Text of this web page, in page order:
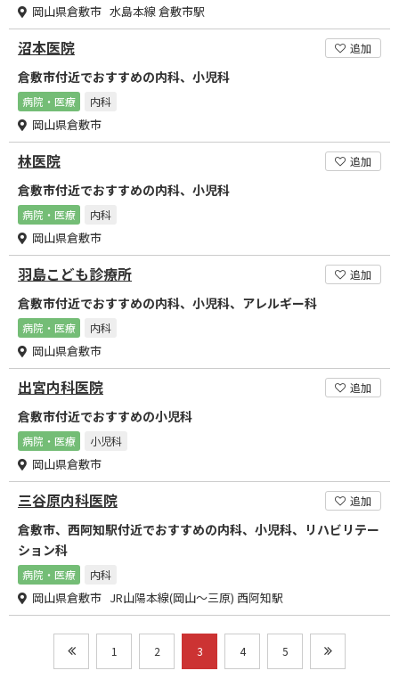
岡山県倉敷市 水島本線 倉敷市駅
沼本医院 追加
倉敷市付近でおすすめの内科、小児科
病院・医療 内科
岡山県倉敷市
林医院 追加
倉敷市付近でおすすめの内科、小児科
病院・医療 内科
岡山県倉敷市
羽島こども診療所 追加
倉敷市付近でおすすめの内科、小児科、アレルギー科
病院・医療 内科
岡山県倉敷市
出宮内科医院 追加
倉敷市付近でおすすめの小児科
病院・医療 小児科
岡山県倉敷市
三谷原内科医院 追加
倉敷市、西阿知駅付近でおすすめの内科、小児科、リハビリテー
ション科
病院・医療 内科
岡山県倉敷市 JR山陽本線(岡山～三原) 西阿知駅
1 2 3 4 5